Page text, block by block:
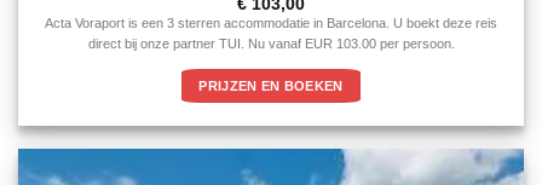
3uit 5
€ 103,00
Acta Voraport is een 3 sterren accommodatie in Barcelona. U boekt deze reis
direct bij onze partner TUI. Nu vanaf EUR 103.00 per persoon.
PRIJZEN EN BOEKEN